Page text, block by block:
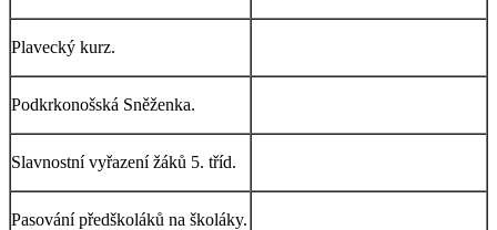
Plavecký kurz.
Podkrkonošská Sněženka.
Slavnostní vyřazení žáků 5. tříd.
Pasování předškoláků na školáky.